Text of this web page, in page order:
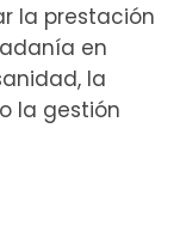
la prestación
en
la
la gestión